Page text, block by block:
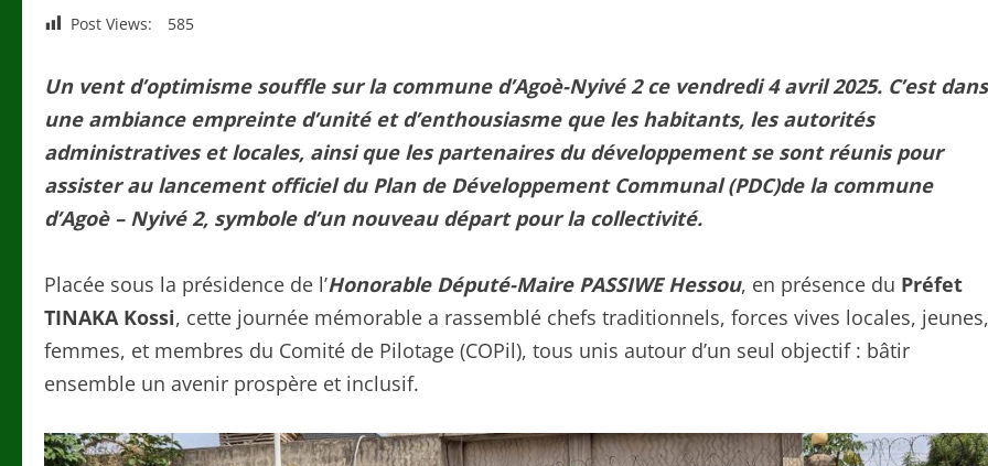
Post Views: 585
Un vent d’optimisme souffle sur la commune d’Agoè-Nyivé 2 ce vendredi 4 avril 2025. C’est dans
une ambiance empreinte d’unité et d’enthousiasme que les habitants, les autorités
administratives et locales, ainsi que les partenaires du développement se sont réunis pour
assister au lancement officiel du Plan de Développement Communal (PDC)de la commune
d’Agoè – Nyivé 2, symbole d’un nouveau départ pour la collectivité.
Placée sous la présidence de l’Honorable Député-Maire PASSIWE Hessou, en présence du Préfet
TINAKA Kossi, cette journée mémorable a rassemblé chefs traditionnels, forces vives locales, jeunes,
femmes, et membres du Comité de Pilotage (COPil), tous unis autour d’un seul objectif : bâtir
ensemble un avenir prospère et inclusif.